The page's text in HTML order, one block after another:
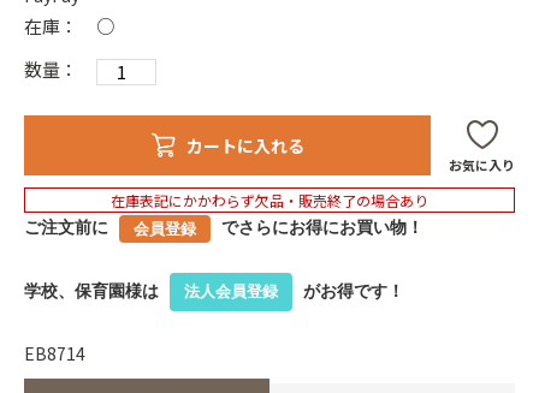
在庫：
○
数量：
カートに入れる
お気に入り
在庫表記にかかわらず欠品・販売終了の場合あり
ご注文前に 会員登録 でさらにお得にお買い物！
学校、保育園様は 法人会員登録 がお得です！
EB8714